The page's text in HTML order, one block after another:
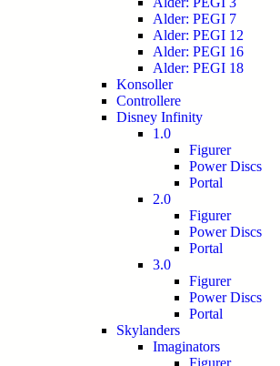
Alder: PEGI 7
Alder: PEGI 12
Alder: PEGI 16
Alder: PEGI 18
Konsoller
Controllere
Disney Infinity
1.0
Figurer
Power Discs
Portal
2.0
Figurer
Power Discs
Portal
3.0
Figurer
Power Discs
Portal
Skylanders
Imaginators